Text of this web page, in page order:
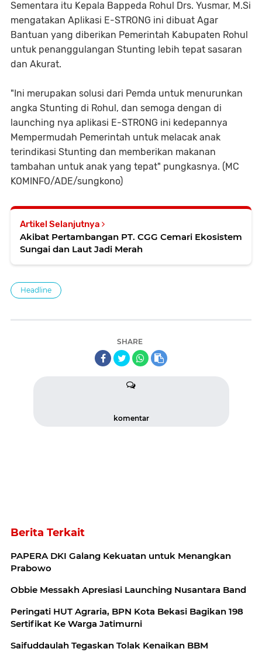
Sementara itu Kepala Bappeda Rohul Drs. Yusmar, M.Si
mengatakan Aplikasi E-STRONG ini dibuat Agar
Bantuan yang diberikan Pemerintah Kabupaten Rohul
untuk penanggulangan Stunting lebih tepat sasaran
dan Akurat.
"Ini merupakan solusi dari Pemda untuk menurunkan
angka Stunting di Rohul, dan semoga dengan di
launching nya aplikasi E-STRONG ini kedepannya
Mempermudah Pemerintah untuk melacak anak
terindikasi Stunting dan memberikan makanan
tambahan untuk anak yang tepat" pungkasnya. (MC
KOMINFO/ADE/sungkono)
Artikel Selanjutnya
Akibat Pertambangan PT. CGG Cemari Ekosistem
Sungai dan Laut Jadi Merah
Headline
SHARE
komentar
Berita Terkait
PAPERA DKI Galang Kekuatan untuk Menangkan
Prabowo
Obbie Messakh Apresiasi Launching Nusantara Band
Peringati HUT Agraria, BPN Kota Bekasi Bagikan 198
Sertifikat Ke Warga Jatimurni
Saifuddaulah Tegaskan Tolak Kenaikan BBM